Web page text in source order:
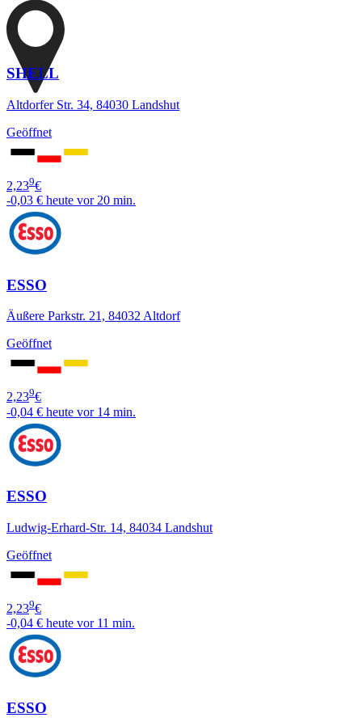
SHELL
Altdorfer Str. 34, 84030 Landshut
Geöffnet
2,239€
-0,03 € heute vor 20 min.
ESSO
Äußere Parkstr. 21, 84032 Altdorf
Geöffnet
2,239€
-0,04 € heute vor 14 min.
ESSO
Ludwig-Erhard-Str. 14, 84034 Landshut
Geöffnet
2,239€
-0,04 € heute vor 11 min.
ESSO